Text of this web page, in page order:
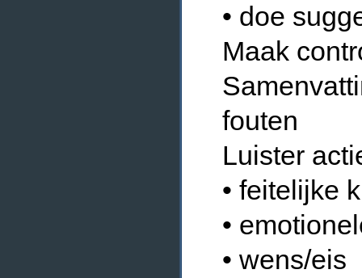
• doe
Maak
fouten
Luister
• feitelijke
•
• wens/eis